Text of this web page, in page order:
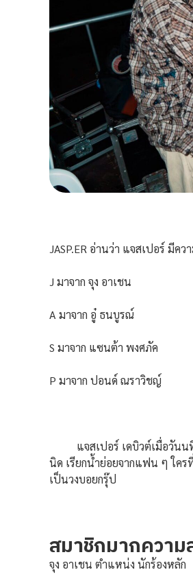
JASP.ER อ่านว่า แจสเปอร์ มีค
J มาจาก จุง อาเชน
A มาจาก อู๋ ธนบูรณ์
S มาจาก แซนต้า พงศภัค
P มาจาก ปอนด์ ณราวิชญ์
แจสเปอร์ เดบิวต์เมื่อวันนที่
นิด เรียกน้ำย่อยจากแฟน ๆ ใคร
เป็นวงบอยกรุ๊ป
สมาชิกมากความ
จุง อาเชน ตำแหน่ง นักร้องหลัก